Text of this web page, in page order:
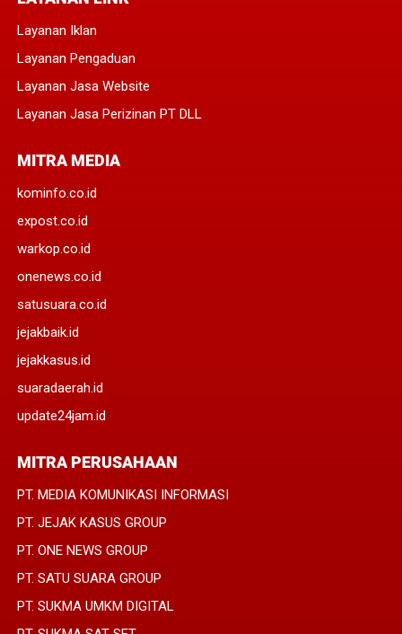
Layanan Iklan
Layanan Pengaduan
Layanan Jasa Website
Layanan Jasa Perizinan PT DLL
MITRA MEDIA
kominfo.co.id
expost.co.id
warkop.co.id
onenews.co.id
satusuara.co.id
jejakbaik.id
jejakkasus.id
suaradaerah.id
update24jam.id
MITRA PERUSAHAAN
PT. MEDIA KOMUNIKASI INFORMASI
PT. JEJAK KASUS GROUP
PT. ONE NEWS GROUP
PT. SATU SUARA GROUP
PT. SUKMA UMKM DIGITAL